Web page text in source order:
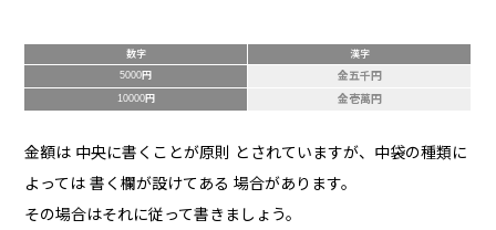
数字
漢字
5000円
金五千円
10000円 金壱萬円
金額は 中央に書くことが原則 とされていますが、中袋の種類に
よっては 書く欄が設けてある 場合があります。
その場合はそれに従って書きましょう。